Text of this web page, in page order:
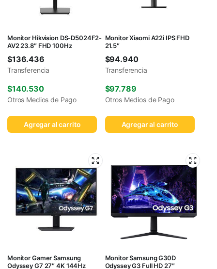
Monitor Hikvision DS-D5024F2-
AV2 23.8″ FHD 100Hz
$136.436
Transferencia
$140.530
Otros Medios de Pago
Agregar al carrito
Monitor Xiaomi A22i IPS FHD
21.5″
$94.940
Transferencia
$97.789
Otros Medios de Pago
Agregar al carrito
Monitor Gamer Samsung
Odyssey G7 27″ 4K 144Hz
Monitor Samsung G30D
Odyssey G3 Full HD 27″